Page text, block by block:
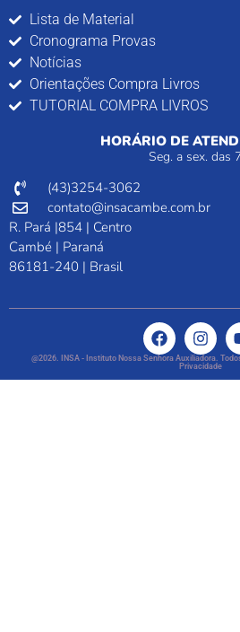
Lista de Material
Cronograma Provas
Notícias
Orientações Compra Livros
TUTORIAL COMPRA LIVROS
HORÁRIO DE
Seg. a sex. das
(43)3254-3062
contato@insacambe.com.br
R. Pará |854 | Centro
Cambé | Paraná
86181-240 | Brasil
@2026. INSA - Instituto Nossa Senhora Auxiliadora.
Privacidade